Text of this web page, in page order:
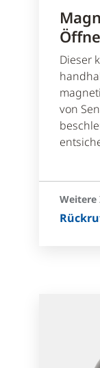
Dieser
von